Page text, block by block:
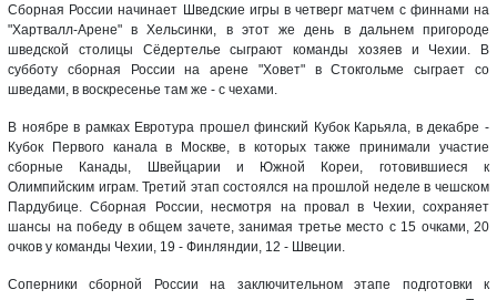
Сборная России начинает Шведские игры в четверг матчем с финнами на
"Хартвалл-Арене" в Хельсинки, в этот же день в дальнем пригороде
шведской столицы Сёдертелье сыграют команды хозяев и Чехии. В
субботу сборная России на арене "Ховет" в Стокгольме сыграет со
шведами, в воскресенье там же - с чехами.
В ноябре в рамках Евротура прошел финский Кубок Карьяла, в декабре -
Кубок Первого канала в Москве, в которых также принимали участие
сборные Канады, Швейцарии и Южной Кореи, готовившиеся к
Олимпийским играм. Третий этап состоялся на прошлой неделе в чешском
Пардубице. Сборная России, несмотря на провал в Чехии, сохраняет
шансы на победу в общем зачете, занимая третье место с 15 очками, 20
очков у команды Чехии, 19 - Финляндии, 12 - Швеции.
Соперники сборной России на заключительном этапе подготовки к